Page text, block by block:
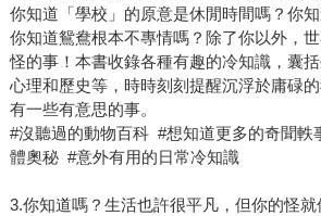
你知道「學校」的原意是休閒時間嗎？你
你知道鴛鴦根本不專情嗎？除了你以外，
怪的事！本書收錄各種有趣的冷知識，囊括
心理和歷史等，時時刻刻提醒沉浮於庸碌
有一些有意思的事。
#沒聽過的動物百科 #想知道更多的奇聞軼
體奧秘 #意外有用的日常冷知識
3.你知道嗎？生活也許很平凡，但你的怪就